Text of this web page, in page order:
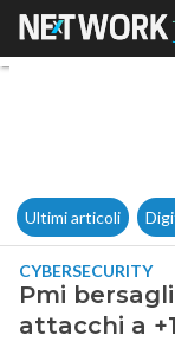
Ultimi articoli
CYBERSECURITY
Pmi
attacchi a